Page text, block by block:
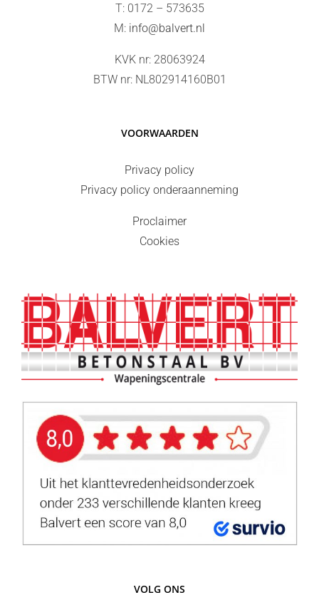
T: 0172 – 573635
M: info@balvert.nl
KVK nr: 28063924
BTW nr: NL802914160B01
VOORWAARDEN
Privacy policy
Privacy policy onderaanneming
Proclaimer
Cookies
VOLG ONS